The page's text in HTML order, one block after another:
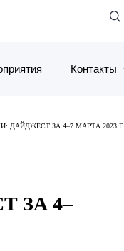
Контакты
ЗА 4–7 МАРТА 2023 Г.
ЗА 4–